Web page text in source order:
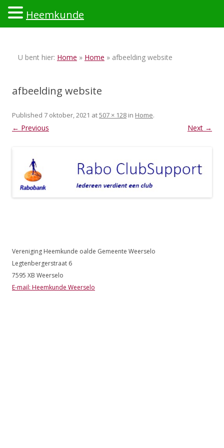
U bent hier: Home » Home » afbeelding website
afbeelding website
Published 7 oktober, 2021 at507 × 128 in Home.
← Previous Next →
Vereniging Heemkunde oalde Gemeente Weerselo
Legtenbergerstraat 6
7595 XB Weerselo
E-mail: Heemkunde Weerselo
Heemkunde